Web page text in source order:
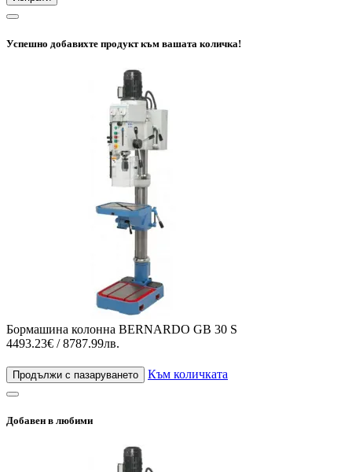
Успешно добавихте продукт към вашата количка!
Бормашина колонна BERNARDO GB 30 S
4493.23€ / 8787.99лв.
Продължи с пазаруването Към количката
Добавен в любими